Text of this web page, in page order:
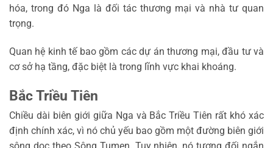
hóa, trong đó Nga là đối tác thương mại và nhà tư quan
trọng.
Quan hệ kinh tế bao gồm các dự án thương mại, đầu tư và
cơ sở hạ tầng, đặc biệt là trong lĩnh vực khai khoáng.
Bắc Triều Tiên
Chiều dài biên giới giữa Nga và Bắc Triều Tiên rất khó xác
định chính xác, vì nó chủ yếu bao gồm một đường biên giới